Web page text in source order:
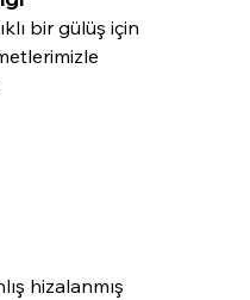
bir gülüş için
hizalanmış